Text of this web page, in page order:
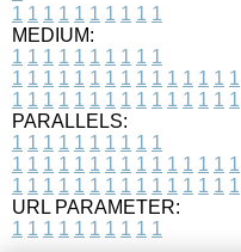
1 1 1 1 1 1 1 1 1 1
MEDIUM:
1 1 1 1 1 1 1 1 1 1
1 1 1 1 1 1 1 1 1 1 1 1 1 1 1
1 1 1 1 1 1 1 1 1 1 1 1 1 1 1
PARALLELS:
1 1 1 1 1 1 1 1 1 1
1 1 1 1 1 1 1 1 1 1 1 1 1 1 1
1 1 1 1 1 1 1 1 1 1 1 1 1 1 1
URL PARAMETER:
1 1 1 1 1 1 1 1 1 1